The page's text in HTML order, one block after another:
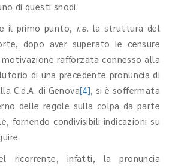
di questi snodi.
il primo punto, i.e. la struttura del
dopo aver superato le censure
rafforzata connesso alla
di una precedente pronuncia di
C.d.A. di Genova[4], si è soffermata
delle regole sulla colpa da parte
fornendo condivisibili indicazioni su
ricorrente, infatti, la pronuncia